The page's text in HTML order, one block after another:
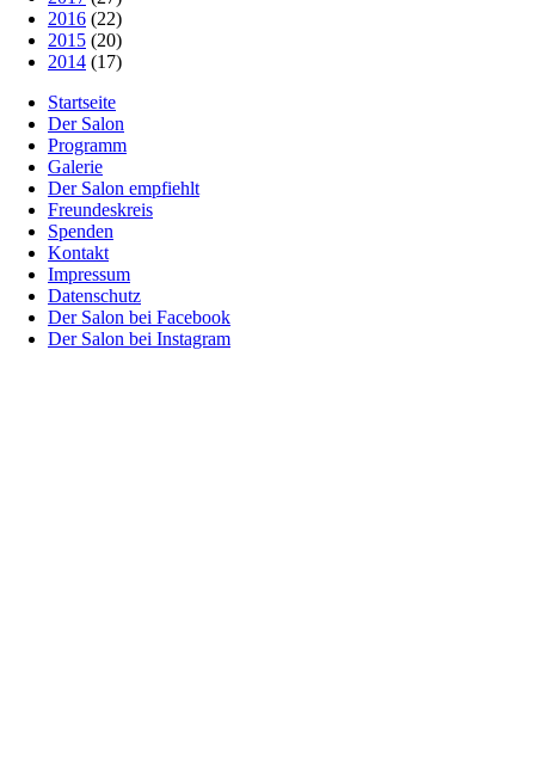
2016 (22)
2015 (20)
2014 (17)
Startseite
Der Salon
Programm
Galerie
Der Salon empfiehlt
Freundeskreis
Spenden
Kontakt
Impressum
Datenschutz
Der Salon bei Facebook
Der Salon bei Instagram